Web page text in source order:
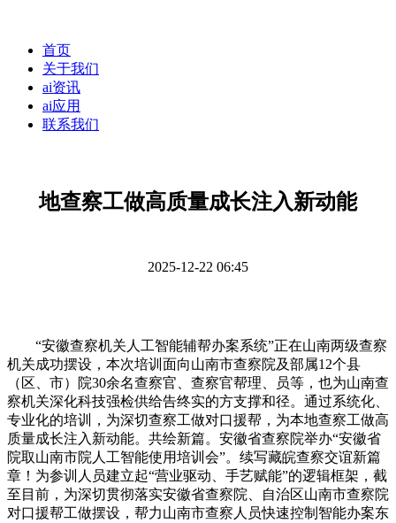
首页
关于我们
ai资讯
ai应用
联系我们
地查察工做高质量成长注入新动能
2025-12-22 06:45
“安徽查察机关人工智能辅帮办案系统”正在山南两级查察
机关成功摆设，本次培训面向山南市查察院及部属12个县
（区、市）院30余名查察官、查察官帮理、员等，也为山南查
察机关深化科技强检供给告终实的方支撑和径。通过系统化、
专业化的培训，为深切查察工做对口援帮，为本地查察工做高
质量成长注入新动能。共绘新篇。安徽省查察院举办“安徽省
院取山南市院人工智能使用培训会”。续写藏皖查察交谊新篇
章！为参训人员建立起“营业驱动、手艺赋能”的逻辑框架，截
至目前，为深切贯彻落实安徽省查察院、自治区山南市查察院
对口援帮工做摆设，帮力山南市查察人员快速控制智能办案东